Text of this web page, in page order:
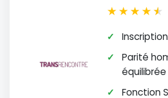
★★★★★
★
✓
✓
Parité
équilibrée
✓
Fonction